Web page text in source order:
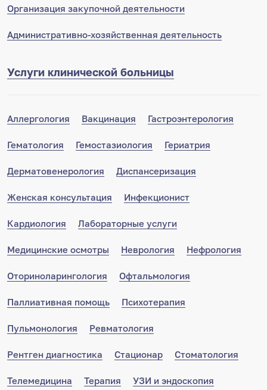
Организация закупочной деятельности
Административно-хозяйственная деятельность
Услуги клинической больницы
Аллергология Вакцинация Гастроэнтерология
Гематология Гемостазиология Гериатрия
Дерматовенерология Диспансеризация
Женская консультация Инфекционист
Кардиология Лабораторные услуги
Медицинские осмотры Неврология Нефрология
Оториноларингология Офтальмология
Паллиативная помощь Психотерапия
Пульмонология Ревматология
Рентген диагностика Стационар Стоматология
Телемедицина Терапия УЗИ и эндоскопия